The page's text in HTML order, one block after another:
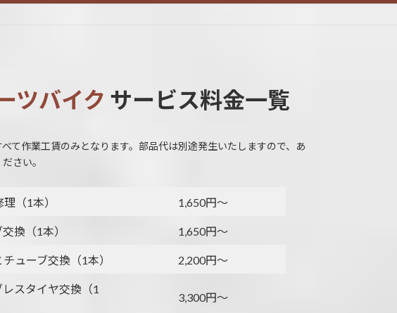
ツバイク サービス料金一覧
て作業工賃のみとなります。部品代は別途発生いたしますので、あ
さい。
（1本） 1,650円～
換（1本） 1,650円～
ューブ交換（1本） 2,200円～
レスタイヤ交換（1
3,300円～